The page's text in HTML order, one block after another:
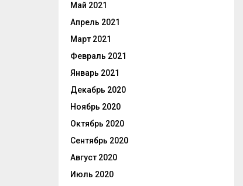
Май 2021
Апрель 2021
Март 2021
Февраль 2021
Январь 2021
Декабрь 2020
Ноябрь 2020
Октябрь 2020
Сентябрь 2020
Август 2020
Июль 2020